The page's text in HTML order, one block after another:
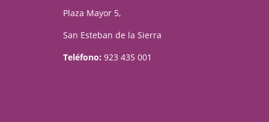
Plaza Mayor 5,
San Esteban de la Sierra
Teléfono: 923 435 001